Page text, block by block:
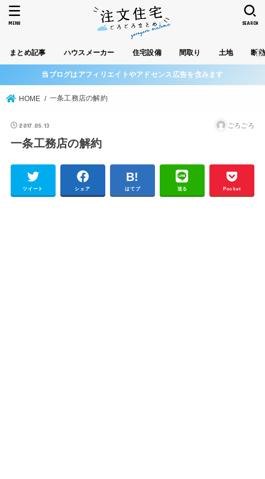
まとめ記事 ハウスメーカー 住宅設備 間取り 土地 断
SEARCH
MENU
当ブログはアフィリエイトやアドセンス広告を含みます
HOME 一条工務店の解約
2017.05.13 ごろごろ
一条工務店の解約
ツイート シェア はてブ 送る Pocket